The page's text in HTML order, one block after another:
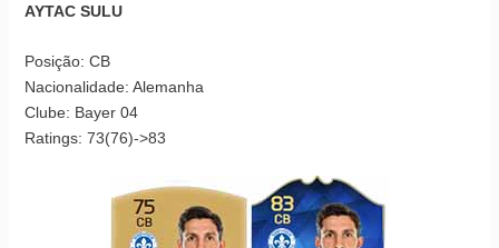
AYTAC SULU
Posição: CB
Nacionalidade: Alemanha
Clube: Bayer 04
Ratings: 73(76)->83